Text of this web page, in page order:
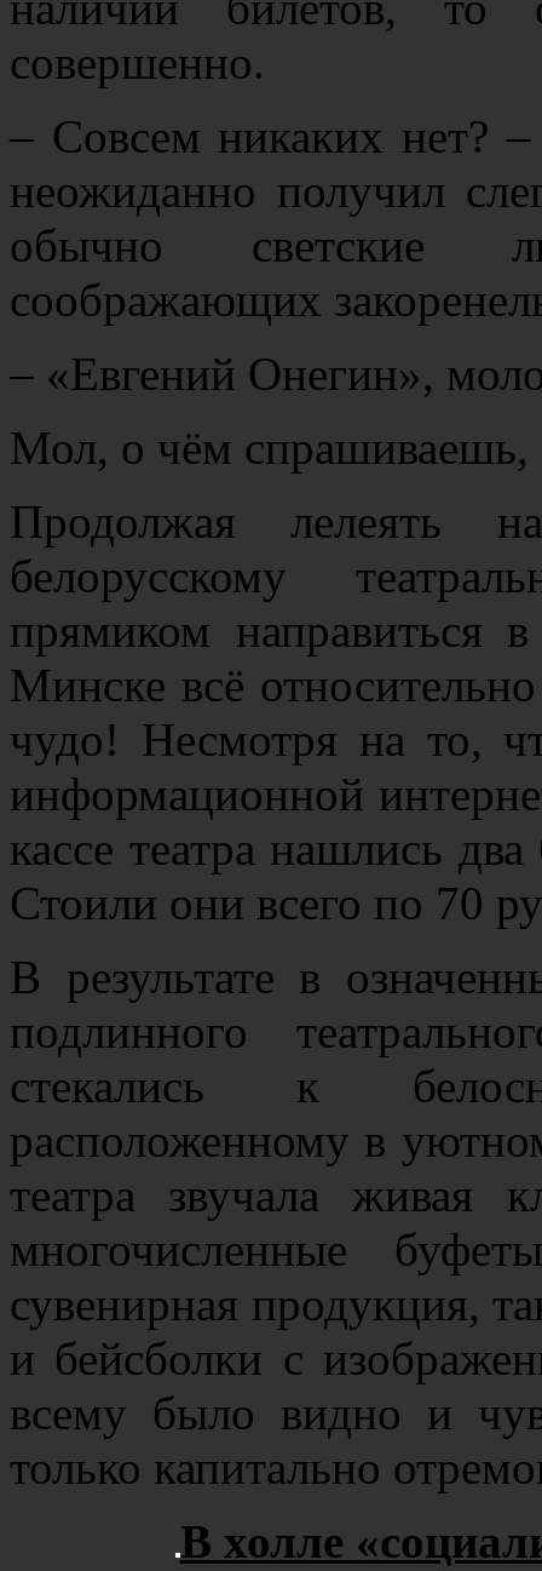
совершенно.
– Cовсем никаких нет?
неожиданно получил
обычно светские
соображающих
– «Евгений Онегин»,
Мол, о чём спрашиваешь,
Продолжая лелеять
белорусскому
прямиком направиться
Минске всё
чудо! Несмотря на то,
информационной
кассе театра нашлись
Стоили они всего по 70
В результате в
подлинного
стекались к
расположенному в
театра звучала живая
многочисленные
сувенирная продукция,
и бейсболки с
всему было видно и
только капитально
В холле